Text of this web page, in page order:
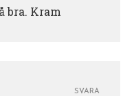
bra. Kram
SVARA